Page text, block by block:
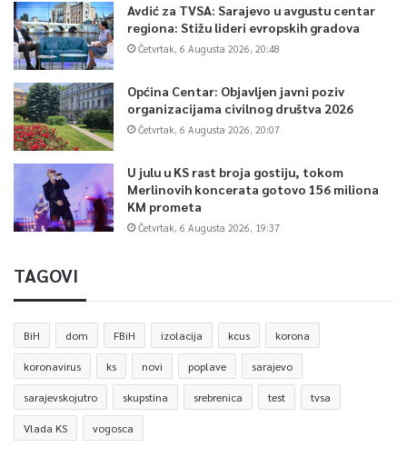
Avdić za TVSA: Sarajevo u avgustu centar
regiona: Stižu lideri evropskih gradova
Četvrtak, 6 Augusta 2026, 20:48
Općina Centar: Objavljen javni poziv
organizacijama civilnog društva 2026
Četvrtak, 6 Augusta 2026, 20:07
U julu u KS rast broja gostiju, tokom
Merlinovih koncerata gotovo 156 miliona
KM prometa
Četvrtak, 6 Augusta 2026, 19:37
TAGOVI
BiH dom FBiH izolacija kcus korona
koronavirus ks novi poplave sarajevo
sarajevskojutro skupstina srebrenica test tvsa
Vlada KS vogosca